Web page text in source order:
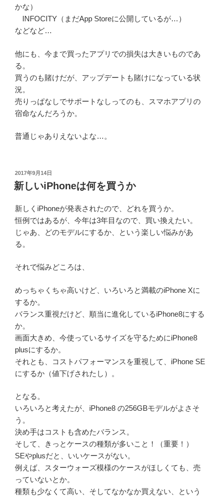
かな）
INFOCITY（まだApp Storeに公開しているが…）
などなど…
他にも、今まで買ったアプリでの損失は大きいものであ
る。
買うのも賭けだが、アップデートも賭けになっている状
況。
売りっぱなしでサポートなしってのも、スマホアプリの
宿命なんだろうか。
普通じゃありえないよな…。
投
稿
日:
2017年9月14日
新しいiPhoneは何を買うか
新しくiPhoneが発表されたので、どれを買うか。
恒例ではあるが、今年は3年目なので、買い換えたい。
じゃあ、どのモデルにするか、という楽しい悩みがあ
る。
それで悩みどころは、
めっちゃくちゃ高いけど、いろいろと満載のiPhone Xに
するか。
バランス重視だけど、順当に進化しているiPhone8にする
か。
画面大きめ、今使っているサイズを守るためにiPhone8
plusにするか。
それとも、コストパフォーマンスを重視して、iPhone SE
にするか（値下げされたし）。
となる。
いろいろと考えたが、iPhone8 の256GBモデルがよさそ
う。
決め手はコストも含めたバランス。
そして、きっとケースの種類が多いこと！（重要！）
SEやplusだと、いいケースがない。
例えば、スターウォーズ模様のケースがほしくても、売
っていないとか。
種類も少なくて高い、そしてなかなか買えない、という